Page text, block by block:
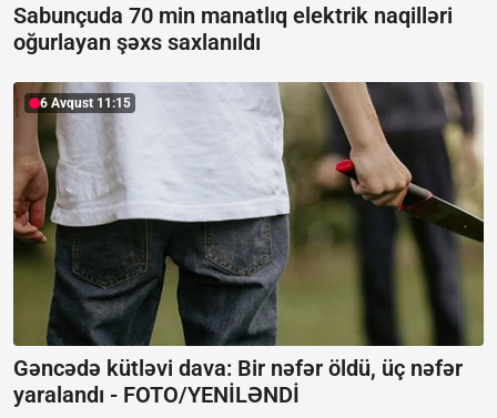
Sabunçuda 70 min manatlıq elektrik naqilləri
oğurlayan şəxs saxlanıldı
6 Avqust 11:15
Gəncədə kütləvi dava: Bir nəfər öldü, üç nəfər
yaralandı - FOTO/YENİLƏNDİ